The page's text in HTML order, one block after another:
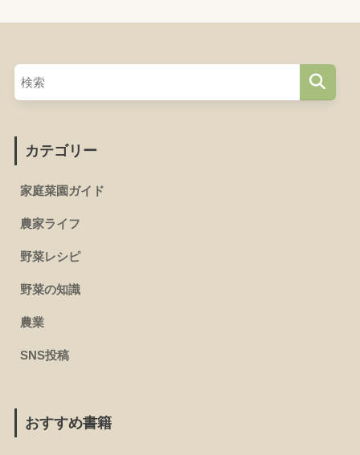
カテゴリー
家庭菜園ガイド
農家ライフ
野菜レシピ
野菜の知識
農業
SNS投稿
おすすめ書籍